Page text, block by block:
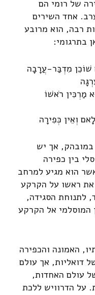
של רומי הם
אחד השירים
רבה, הוא מרובע
בתרגומי:
מִדְבַּר-עֲרָבָה
מַרְכִּין רֹאשׁוֹ
וְאֵין כְּפִירָה
במובהק, אך יש
בין כפירה
הוא מגיע למרחב
ראשו על הקרקע
לתנוחת הסגידה,
המוסלמי אל הקרקע
האמונה והכפירה
דואליות, אך עולם
עולם האחדות,
על הדרוויש ללכת